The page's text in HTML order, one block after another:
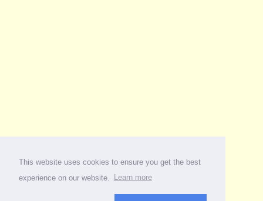
This website uses cookies to ensure you get the best
experience on our website.
Learn more